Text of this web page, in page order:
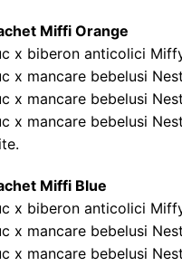
Miffi Orange
x biberon anticolici
x mancare bebelusi
x mancare bebelusi
x mancare bebelusi
Miffi Blue
x biberon anticolici
x mancare bebelusi
x mancare bebelusi